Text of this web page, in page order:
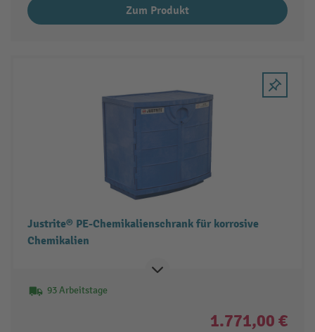
Zum Produkt
Justrite® PE-Chemikalienschrank für korrosive
Chemikalien
93 Arbeitstage
1.771,00 €